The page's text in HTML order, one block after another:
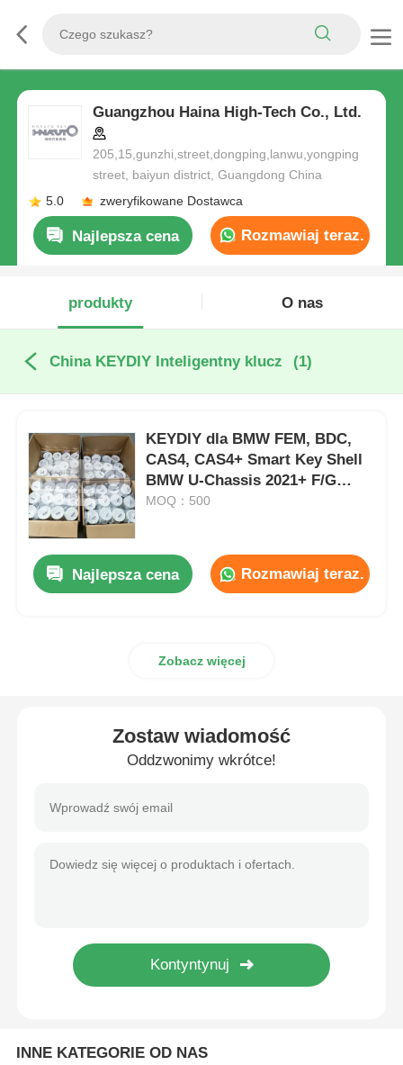
Guangzhou Haina High-Tech Co., Ltd.
205,15,gunzhi,street,dongping,lanwu,yongping
street, baiyun district, Guangdong China
5.0
zweryfikowane Dostawca
Najlepsza cena Rozmawiaj teraz.
produkty O nas
China KEYDIY Inteligentny klucz (1)
KEYDIY dla BMW FEM, BDC,
CAS4, CAS4+ Smart Key Shell
BMW U-Chassis 2021+ F/G
podwozie U-Shaped 4-Button
MOQ：500
Najlepsza cena Rozmawiaj teraz.
Zobacz więcej
Zostaw wiadomość
Oddzwonimy wkrótce!
INNE KATEGORIE OD NAS